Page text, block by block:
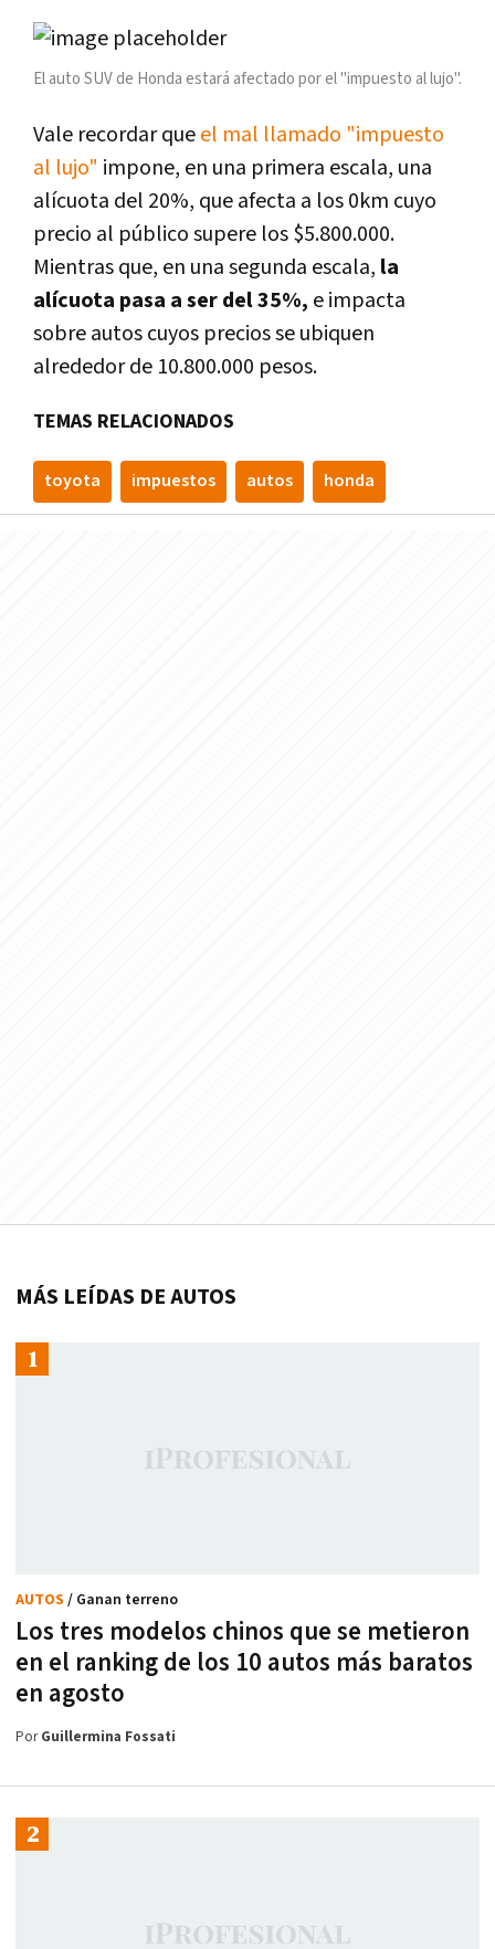
El auto SUV de Honda estará afectado por el "impuesto al lujo".
Vale recordar queel mal llamado "impuesto
al lujo" impone, en una primera escala, una
alícuota del 20%, que afecta a los 0km cuyo
precio al público supere los $5.800.000.
Mientras que, en una segunda escala, la
alícuota pasa a ser del 35%, e impacta
sobre autos cuyos precios se ubiquen
alrededor de 10.800.000 pesos.
TEMAS RELACIONADOS
toyota impuestos autos honda
MÁS LEÍDAS DE AUTOS
Los tres modelos chinos que se metieron
en el ranking de los 10 autos más baratos
en agosto
AUTOS / Ganan terreno
PorGuillermina Fossati